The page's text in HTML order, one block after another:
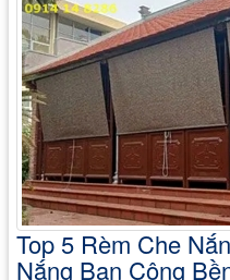
Top 5 Rèm Che
Nắng Ban Công